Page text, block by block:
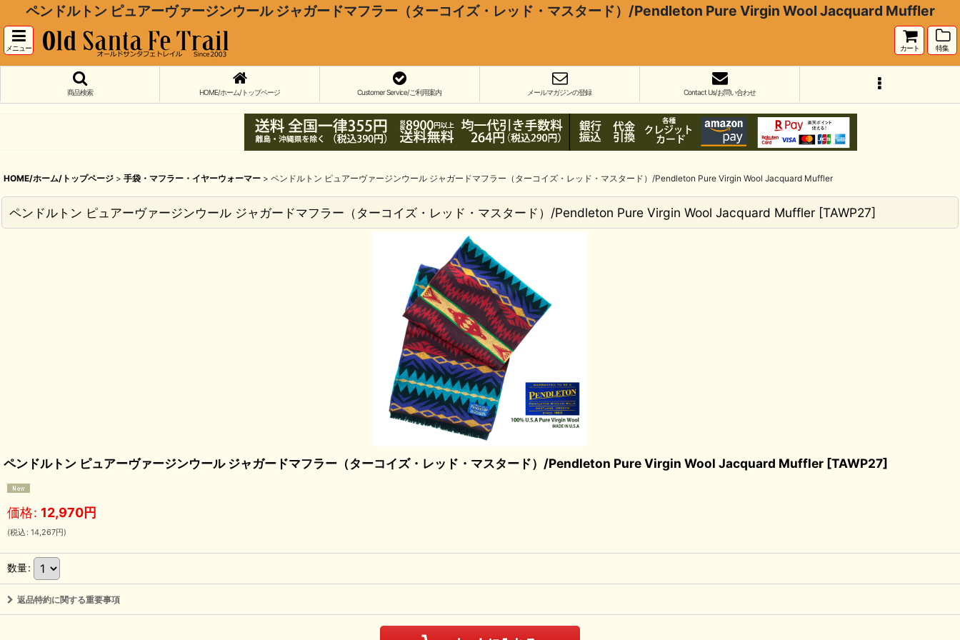
ペンドルトン ピュアーヴァージンウール ジャガードマフラー（ターコイズ・レッド・マスタード）/Pendleton Pure Virgin Wool Jacquard Muffler
メニュー カート 特集
商品検索 HOME/ホーム/トップページ Customer Service/ご利用案内 メールマガジンの登録 Contact Us/お問い合わせ
HOME/ホーム/トップページ > 手袋・マフラー・イヤーウォーマー > ペンドルトン ピュアーヴァージンウール ジャガードマフラー（ターコイズ・レッド・マスタード）/Pendleton Pure Virgin Wool Jacquard Muffler
ペンドルトン ピュアーヴァージンウール ジャガードマフラー（ターコイズ・レッド・マスタード）/Pendleton Pure Virgin Wool Jacquard Muffler [TAWP27]
ペンドルトン ピュアーヴァージンウール ジャガードマフラー（ターコイズ・レッド・マスタード）/Pendleton Pure Virgin Wool Jacquard Muffler [TAWP27]
価格: 12,970円
(税込 : 14,267円)
数量:
返品特約に関する重要事項